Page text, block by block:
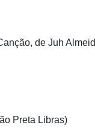
de Juh
Preta Libras)